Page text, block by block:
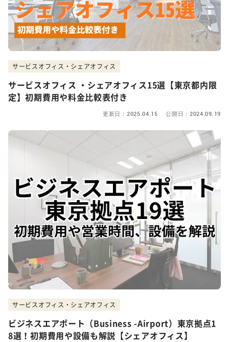
サービスオフィス・シェアオフィス
サービスオフィス ・シェアオフィス15選【東京都内限
定】初期費用や料金比較表付き
更新日：2025.04.15 公開日：2024.09.19
サービスオフィス・シェアオフィス
ビジネスエアポート（Business -Airport）東京拠点1
8選！初期費用や設備も解説【シェアオフィス】